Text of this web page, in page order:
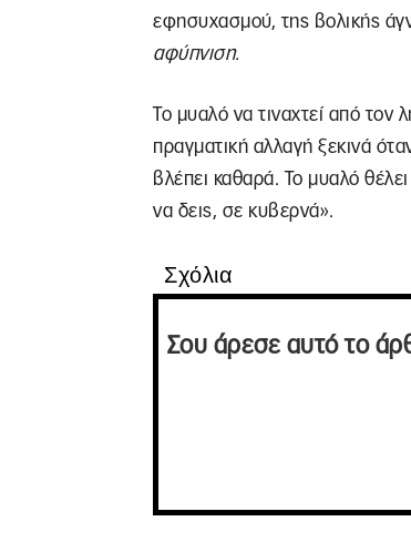
εφησυχασμού, της βολικής
αφύπνιση.
Το μυαλό να τιναχτεί από τον
πραγματική αλλαγή ξεκινά
βλέπει καθαρά. Το μυαλό
να δεις, σε κυβερνά».
Σχόλια
Σου άρεσε αυτό το